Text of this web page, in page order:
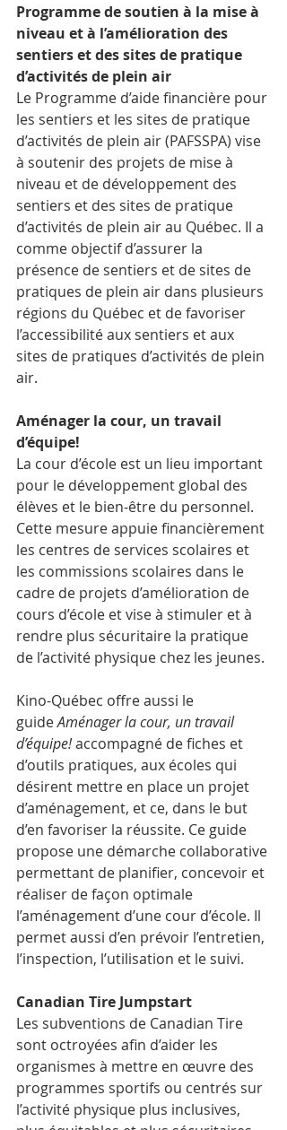
Programme de soutien à la mise à
niveau et à l’amélioration des
sentiers et des sites de pratique
d’activités de plein air
Le Programme d’aide financière pour
les sentiers et les sites de pratique
d’activités de plein air (PAFSSPA) vise
à soutenir des projets de mise à
niveau et de développement des
sentiers et des sites de pratique
d’activités de plein air au Québec. Il a
comme objectif d’assurer la
présence de sentiers et de sites de
pratiques de plein air dans plusieurs
régions du Québec et de favoriser
l’accessibilité aux sentiers et aux
sites de pratiques d’activités de plein
air.
Aménager la cour, un travail
d’équipe!
La cour d’école est un lieu important
pour le développement global des
élèves et le bien-être du personnel.
Cette mesure appuie financièrement
les centres de services scolaires et
les commissions scolaires dans le
cadre de projets d’amélioration de
cours d’école et vise à stimuler et à
rendre plus sécuritaire la pratique
de l’activité physique chez les jeunes.
Kino-Québec offre aussi le
guide Aménager la cour, un travail
d’équipe! accompagné de fiches et
d’outils pratiques, aux écoles qui
désirent mettre en place un projet
d’aménagement, et ce, dans le but
d’en favoriser la réussite. Ce guide
propose une démarche collaborative
permettant de planifier, concevoir et
réaliser de façon optimale
l’aménagement d’une cour d’école. Il
permet aussi d’en prévoir l’entretien,
l’inspection, l’utilisation et le suivi.
Canadian Tire Jumpstart
Les subventions de Canadian Tire
sont octroyées afin d’aider les
organismes à mettre en œuvre des
programmes sportifs ou centrés sur
l’activité physique plus inclusives,